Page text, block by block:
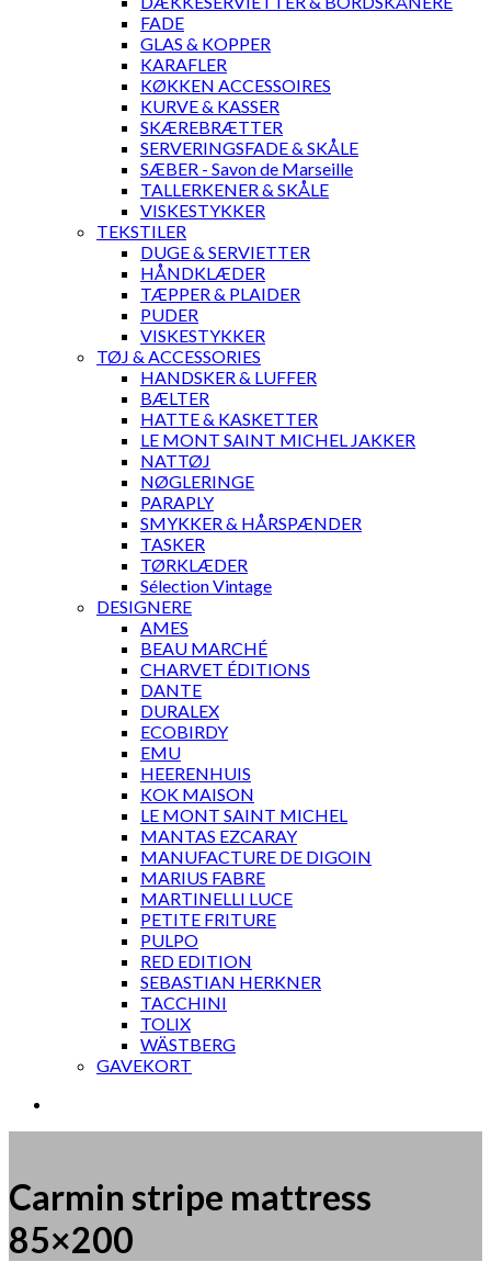
FADE
GLAS & KOPPER
KARAFLER
KØKKEN ACCESSOIRES
KURVE & KASSER
SKÆREBRÆTTER
SERVERINGSFADE & SKÅLE
SÆBER - Savon de Marseille
TALLERKENER & SKÅLE
VISKESTYKKER
TEKSTILER
DUGE & SERVIETTER
HÅNDKLÆDER
TÆPPER & PLAIDER
PUDER
VISKESTYKKER
TØJ & ACCESSORIES
HANDSKER & LUFFER
BÆLTER
HATTE & KASKETTER
LE MONT SAINT MICHEL JAKKER
NATTØJ
NØGLERINGE
PARAPLY
SMYKKER & HÅRSPÆNDER
TASKER
TØRKLÆDER
Sélection Vintage
DESIGNERE
AMES
BEAU MARCHÉ
CHARVET ÉDITIONS
DANTE
DURALEX
ECOBIRDY
EMU
HEERENHUIS
KOK MAISON
LE MONT SAINT MICHEL
MANTAS EZCARAY
MANUFACTURE DE DIGOIN
MARIUS FABRE
MARTINELLI LUCE
PETITE FRITURE
PULPO
RED EDITION
SEBASTIAN HERKNER
TACCHINI
TOLIX
WÄSTBERG
GAVEKORT
Carmin stripe mattress
85×200